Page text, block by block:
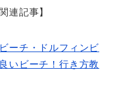
連記事】
ーチ・ドルフィンビ
いビーチ！行き方教